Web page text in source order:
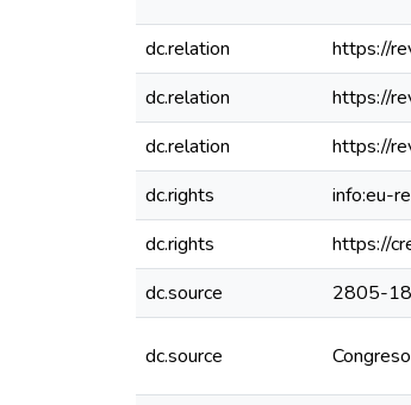
dc.relation
https://
dc.relation
https://
dc.relation
https://
dc.rights
info:eu-
dc.rights
https://
dc.source
2805-
dc.source